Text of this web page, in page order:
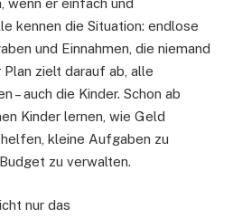
kennen die Situation: endlose
und Einnahmen, die niemand
zielt darauf ab, alle
– auch die Kinder. Schon ab
Kinder lernen, wie Geld
kleine Aufgaben zu
zu verwalten.
nur das